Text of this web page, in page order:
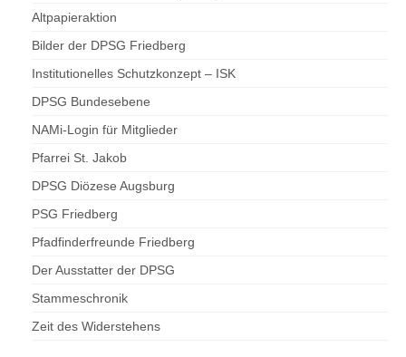
Altpapieraktion
Bilder der DPSG Friedberg
Institutionelles Schutzkonzept – ISK
DPSG Bundesebene
NAMi-Login für Mitglieder
Pfarrei St. Jakob
DPSG Diözese Augsburg
PSG Friedberg
Pfadfinderfreunde Friedberg
Der Ausstatter der DPSG
Stammeschronik
Zeit des Widerstehens